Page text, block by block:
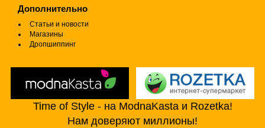
Дополнительно
Статьи и новости
Магазины
Дропшиппинг
Time of Style - на ModnaKasta и Rozetka!
Нам доверяют миллионы!